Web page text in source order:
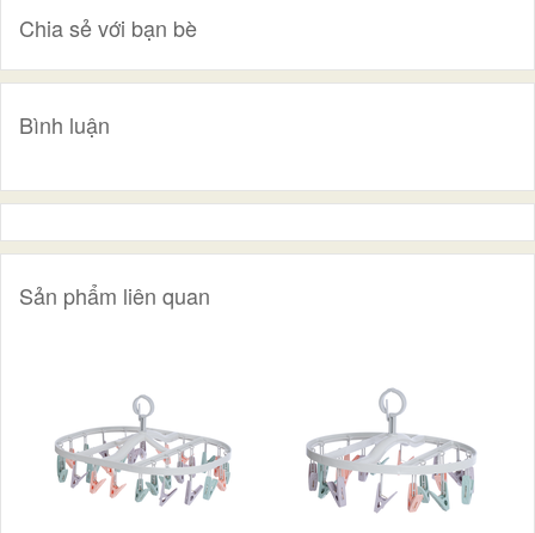
Chia sẻ với bạn bè
Bình luận
Sản phẩm liên quan